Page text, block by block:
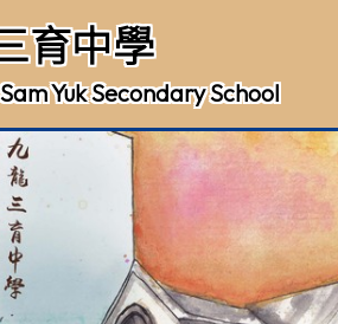
育中學
Yuk Secondary School